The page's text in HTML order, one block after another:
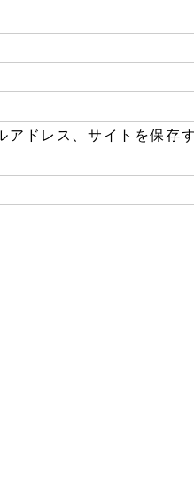
アドレス、サイトを保存